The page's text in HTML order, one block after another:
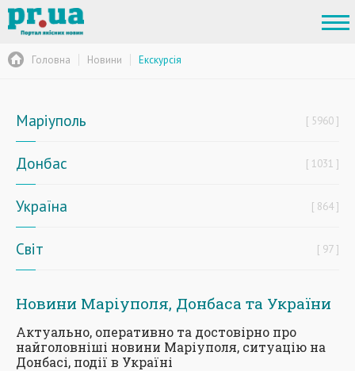
Головна Новини Екскурсія
Маріуполь 5960
Донбас 1031
Україна 864
Світ 97
Новини Маріуполя, Донбаса та України
Актуально, оперативно та достовірно про
найголовніші новини Маріуполя, ситуацію на
Донбасі, події в Україні